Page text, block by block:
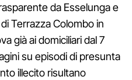
da Esselunga e
Terrazza Colombo in
già ai domiciliari dal 7
su episodi di presunta
illecito risultano